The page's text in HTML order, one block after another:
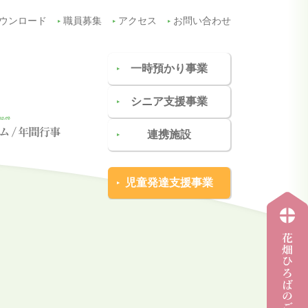
児童発達支援事業
ンロード 職員募集 アクセス お問い合わせ
一時預かり事業
シニア支援事業
連携施設